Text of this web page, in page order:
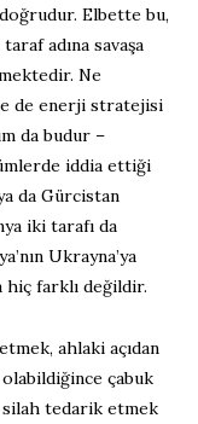
Elbette bu,
adına savaşa
Ne
de enerji stratejisi
da budur –
iddia ettiği
da Gürcistan
iki tarafı da
Ukrayna’ya
hiç farklı değildir.
ahlaki açıdan
olabildiğince çabuk
tedarik etmek